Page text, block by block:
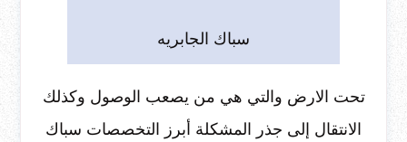
سباك الجابريه
تحت الارض والتي هي من يصعب الوصول وكذلك
الانتقال إلى جذر المشكلة أبرز التخصصات سباك